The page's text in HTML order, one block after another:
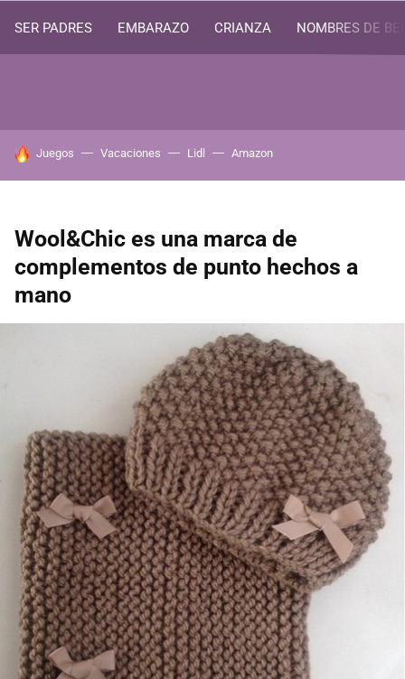
SER PADRES EMBARAZO CRIANZA NOMBRES DE
HOY SE HABLA DE
Juegos Vacaciones Lidl Amazon
Wool&Chic es una marca de
complementos de punto hechos a
mano